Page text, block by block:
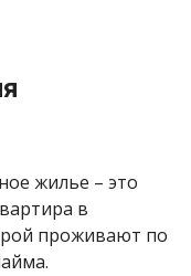
жилье – это
в
проживают по